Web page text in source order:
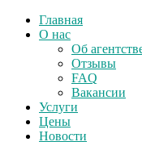
Главная
О нас
Об
Отзывы
FAQ
Вакансии
Услуги
Цены
Новости